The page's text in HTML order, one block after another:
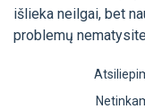
išlieka neilgai, bet
problemų